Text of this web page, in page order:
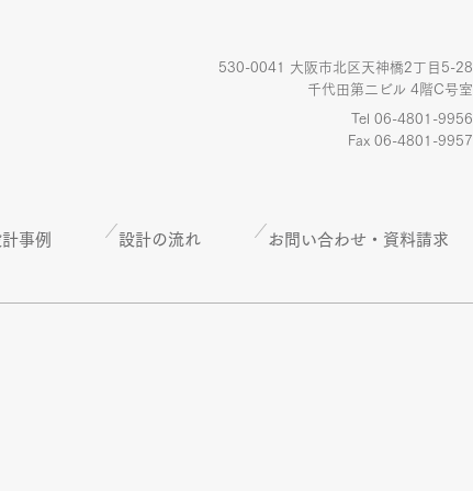
530-0041 大阪市北区天神橋2丁目5-28
千代田第二ビル 4階C号室
Tel 06-4801-9956
Fax 06-4801-9957
事例 設計の流れ お問い合わせ・資料請求